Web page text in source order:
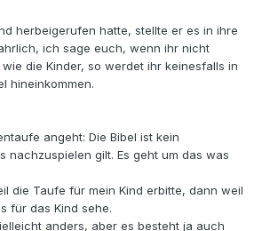
herbeigerufen hatte, stellte er es in ihre
ich sage euch, wenn ihr nicht
die Kinder, so werdet ihr keinesfalls in
hineinkommen.
angeht: Die Bibel ist kein
nachzuspielen gilt. Es geht um das was
die Taufe für mein Kind erbitte, dann weil
für das Kind sehe.
anders, aber es besteht ja auch